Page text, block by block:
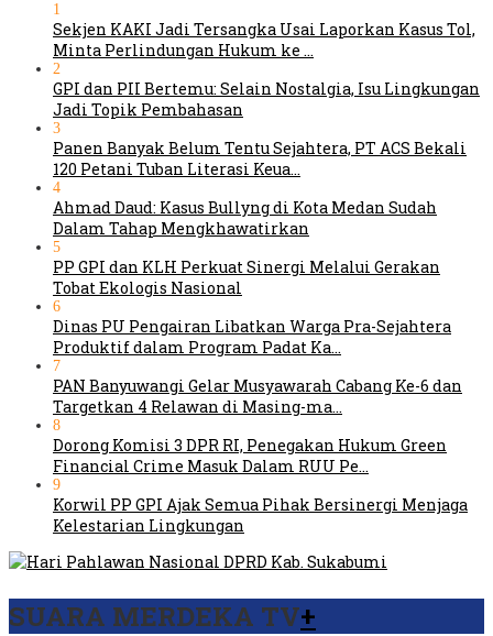
1
Sekjen KAKI Jadi Tersangka Usai Laporkan Kasus Tol,
Minta Perlindungan Hukum ke …
2
GPI dan PII Bertemu: Selain Nostalgia, Isu Lingkungan
Jadi Topik Pembahasan
3
Panen Banyak Belum Tentu Sejahtera, PT ACS Bekali
120 Petani Tuban Literasi Keua…
4
Ahmad Daud: Kasus Bullyng di Kota Medan Sudah
Dalam Tahap Mengkhawatirkan
5
PP GPI dan KLH Perkuat Sinergi Melalui Gerakan
Tobat Ekologis Nasional
6
Dinas PU Pengairan Libatkan Warga Pra-Sejahtera
Produktif dalam Program Padat Ka…
7
PAN Banyuwangi Gelar Musyawarah Cabang Ke-6 dan
Targetkan 4 Relawan di Masing-ma…
8
Dorong Komisi 3 DPR RI, Penegakan Hukum Green
Financial Crime Masuk Dalam RUU Pe…
9
Korwil PP GPI Ajak Semua Pihak Bersinergi Menjaga
Kelestarian Lingkungan
SUARA MERDEKA TV+